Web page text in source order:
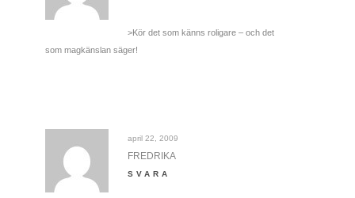
>Kör det som känns roligare – och det
som magkänslan säger!
april 22, 2009
FREDRIKA
SVARA